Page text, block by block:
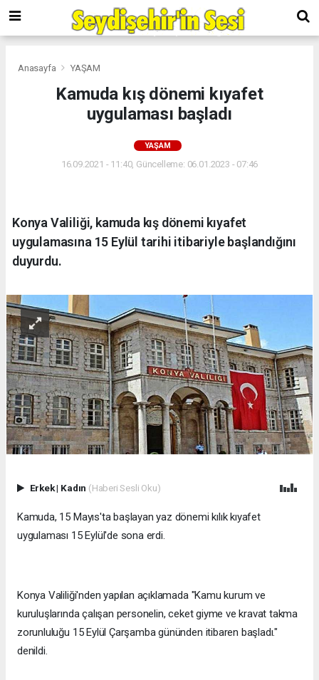
Anasayfa YAŞAM
Kamuda kış dönemi kıyafet
uygulaması başladı
YAŞAM
16.09.2021 - 11:40, Güncelleme: 06.01.2023 - 07:46
Konya Valiliği, kamuda kış dönemi kıyafet
uygulamasına 15 Eylül tarihi itibariyle başlandığını
duyurdu.
Erkek| Kadın (Haberi Sesli Oku)
Kamuda, 15 Mayıs'ta başlayan yaz dönemi kılık kıyafet
uygulaması 15 Eylül'de sona erdi.
Konya Valiliği'nden yapılan açıklamada "Kamu kurum ve
kuruluşlarında çalışan personelin, ceket giyme ve kravat takma
zorunluluğu 15 Eylül Çarşamba gününden itibaren başladı."
denildi.